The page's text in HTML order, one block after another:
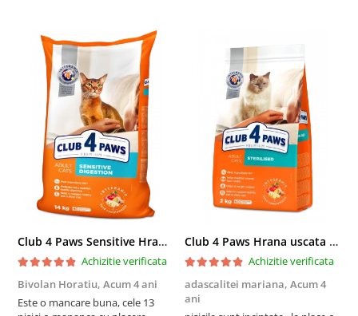
Club 4 Paws Sensitive Hrana uscata pisici adulte, 14kg
Achizitie verificata
Bivolan Horatiu, Acum 4 ani
Este o mancare buna, cele 13
Club 4 Paws Hrana uscata pisici sterilizate, 2kg
Achizitie verificata
adascalitei mariana, Acum 4
ani